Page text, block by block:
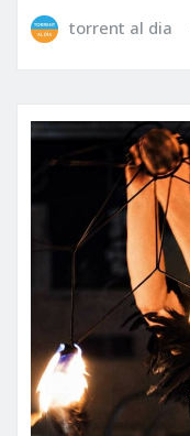
torrent al dia